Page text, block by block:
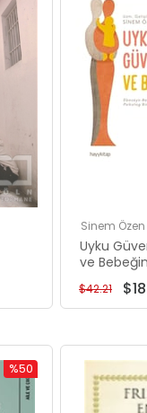
Sinem
Uyku
ve
$42.21
%50
İndirim
%50İndirim